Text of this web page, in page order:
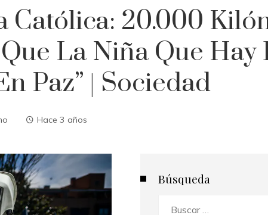
Católica: 20.000
La Niña Que Hay
Paz” | Sociedad
Hace 3 años
Búsqueda